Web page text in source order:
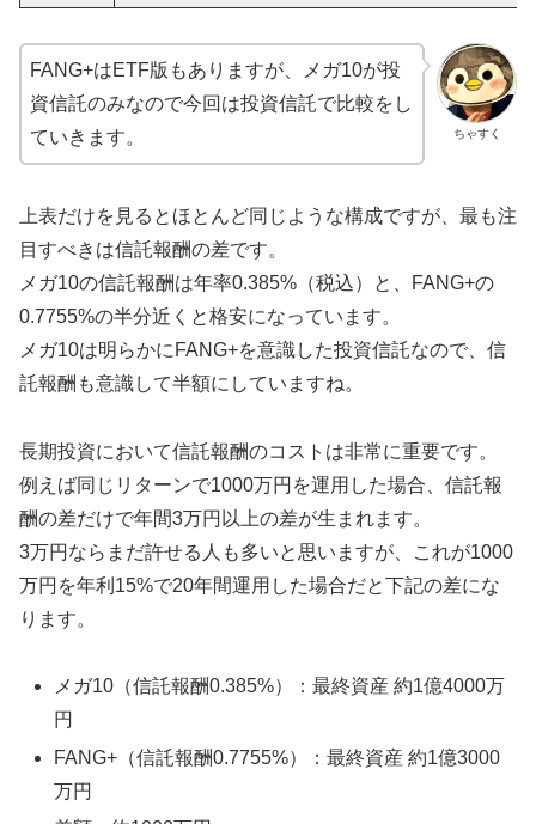
ちゃすく
FANG+はETF版もありますが、メガ10が投
資信託のみなので今回は投資信託で比較をし
ていきます。
上表だけを見るとほとんど同じような構成ですが、最も注
目すべきは信託報酬の差です。
メガ10の信託報酬は年率0.385%（税込）と、FANG+の
0.7755%の半分近くと格安になっています。
メガ10は明らかにFANG+を意識した投資信託なので、信
託報酬も意識して半額にしていますね。
長期投資において信託報酬のコストは非常に重要です。
例えば同じリターンで1000万円を運用した場合、信託報
酬の差だけで年間3万円以上の差が生まれます。
3万円ならまだ許せる人も多いと思いますが、これが1000
万円を年利15%で20年間運用した場合だと下記の差にな
ります。
メガ10（信託報酬0.385%）：最終資産 約1億4000万
円
FANG+（信託報酬0.7755%）：最終資産 約1億3000
万円